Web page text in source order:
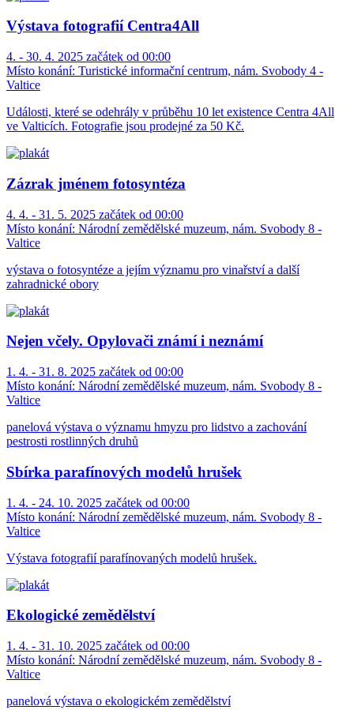
Výstava fotografií Centra4All
4. - 30. 4. 2025 začátek od 00:00
Místo konání: Turistické informační centrum, nám. Svobody 4 -
Valtice
Události, které se odehrály v průběhu 10 let existence Centra 4All
ve Valticích. Fotografie jsou prodejné za 50 Kč.
Zázrak jménem fotosyntéza
4. 4. - 31. 5. 2025 začátek od 00:00
Místo konání: Národní zemědělské muzeum, nám. Svobody 8 -
Valtice
výstava o fotosyntéze a jejím významu pro vinařství a další
zahradnické obory
Nejen včely. Opylovači známí i neznámí
1. 4. - 31. 8. 2025 začátek od 00:00
Místo konání: Národní zemědělské muzeum, nám. Svobody 8 -
Valtice
panelová výstava o významu hmyzu pro lidstvo a zachování
pestrosti rostlinných druhů
Sbírka parafínových modelů hrušek
1. 4. - 24. 10. 2025 začátek od 00:00
Místo konání: Národní zemědělské muzeum, nám. Svobody 8 -
Valtice
Výstava fotografií parafínovaných modelů hrušek.
Ekologické zemědělství
1. 4. - 31. 10. 2025 začátek od 00:00
Místo konání: Národní zemědělské muzeum, nám. Svobody 8 -
Valtice
panelová výstava o ekologickém zemědělství